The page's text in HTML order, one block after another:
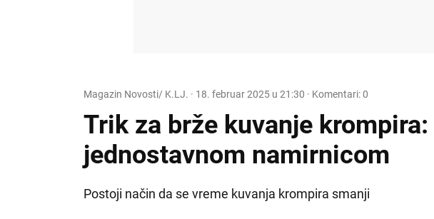
Magazin Novosti/ K.LJ. · 18. februar 2025 u 21:30 · Komentari: 0
Trik za brže kuvanje
jednostavnom namirnicom
Postoji način da se vreme kuvanja krompira smanji